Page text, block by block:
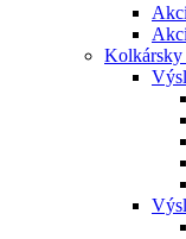
Kolkársky